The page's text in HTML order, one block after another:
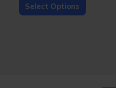
Select Options